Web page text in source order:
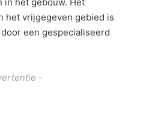
het vrijgegeven gebied is
een gespecialiseerd
-